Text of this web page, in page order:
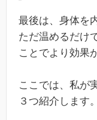
最後は、身体を
ただ温めるだけ
ことでより効果
ここでは、私が
３つ紹介します。